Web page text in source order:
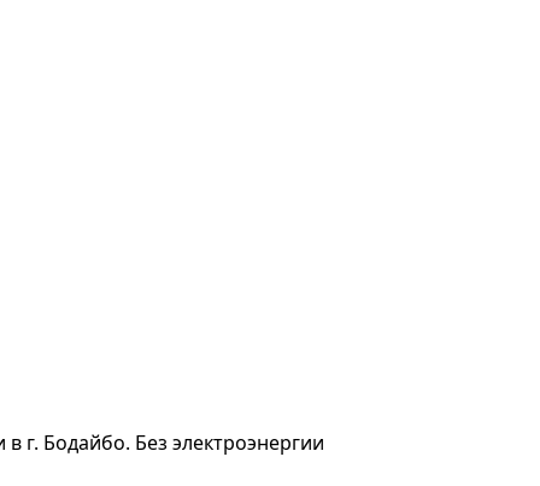
г. Бодайбо. Без электроэнергии